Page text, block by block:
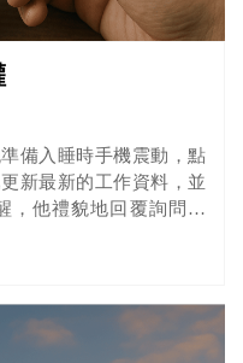
備入睡時手機震動，點
新最新的工作資料，並
，他禮貌地回覆詢問：
，還關心他為何那麼晚